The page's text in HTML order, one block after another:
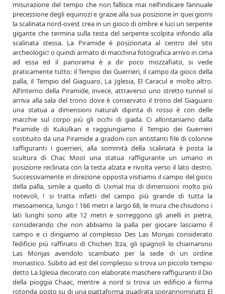
misurazione del tempo che non fallisce mai nell’indicare l’annuale
precessione degli equinozi e grazie alla sua posizione in quei giorni
la scalinata nord-ovest crea in un gioco di ombre e luci un serpente
gigante che termina sulla testa del serpente scolpita infondo alla
scalinata stessa. La Piramide è posizionata al centro del sito
archeologic! o quindi armato di macchina fotografica arrivo in cima
ad essa ed il panorama è a dir poco mozzafiato, si vede
praticamente tutto: il Tempio dei Guerrieri, il campo da gioco della
palla, il Tempio del Giaguaro, La Jglesia, El Caracul e molto altro.
All’interno della Piramide, invece, attraverso uno stretto tunnel si
arriva alla sala del trono dove è conservato il trono del Giaguaro
una statua a dimensioni naturali dipinta di rosso è con delle
macchie sul corpo più gli occhi di giada. Ci allontaniamo dalla
Piramide di Kukulkan e raggiungiamo il Tempio dei Guerrieri
costituito da una Piramide a gradoni con antistanti file di colonne
raffiguranti i guerrieri, alla sommità della scalinata è posta la
scultura di Chac Mool una statua raffigurante un umano in
posizione reclinata con la testa alzata e rivolta verso il lato destro.
Successivamente in direzione opposta visitiamo il campo del gioco
della palla, simile a quello di Uxmal ma di dimensioni molto più
notevoli, ! si tratta infatti del campo più grande di tutta la
mesoamerica, lungo ! 166 metri e largo 68, le mura che chiudono i
lati lunghi sono alte 12 metri e sorreggono gli anelli in pietra,
considerando che non abbiamo la palla per giocare lasciamo il
campo e ci dirigiamo al complesso Des Las Monjas considerato
l’edificio più raffinato di Chichen Itza, gli spagnoli lo chiamarono
Las Monjas avendolo scambiato per la sede di un ordine
monastico. Subito ad est del complesso si trova un piccolo tempio
detto La Iglesia decorato con elaborate maschere raffiguranti il Dio
della pioggia Chaac, mentre a nord si trova un edificio a forma
rotonda posto su di una piattaforma quadrata soprannominato El